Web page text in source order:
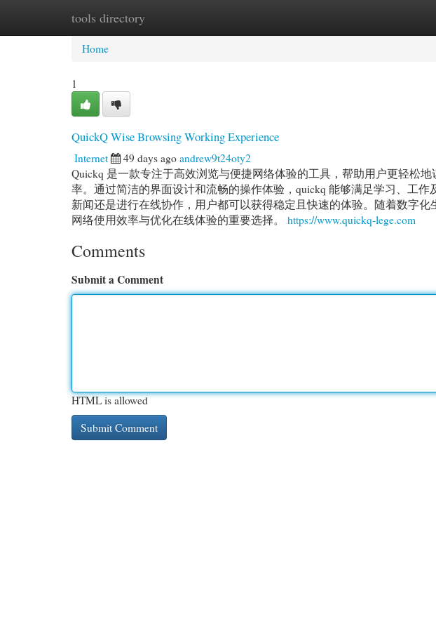
tools directory
Home New Site Listings
Home
1
QuickQ Wise Browsing Working Experience
Internet 49 days ago andrew9t24oty2
Quickq 是一款专注于高效浏览与便捷网络体验的工具，帮助用户更轻松
率。通过简洁的界面设计和流畅的操作体验，quickq 能够满足学习、工
新闻还是进行在线协作，用户都可以获得稳定且快速的体验。随着数字
网络使用效率与优化在线体验的重要选择。 https://www.quickq-lege.com
Comments
Submit a Comment
HTML is allowed